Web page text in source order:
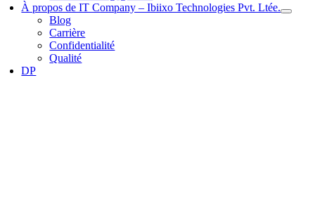
À propos de IT Company – Ibiixo Technologies Pvt. Ltée.
Blog
Carrière
Confidentialité
Qualité
DP